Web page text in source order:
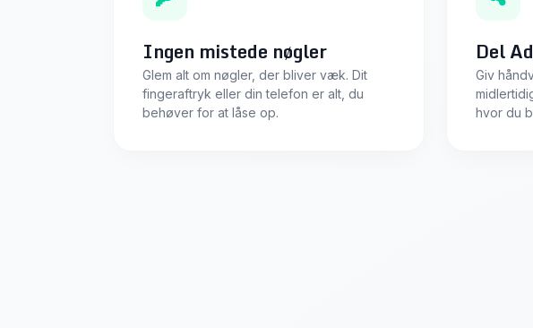
Ingen mistede nøgler
Glem alt om nøgler, der bliver væk. Dit
fingeraftryk eller din telefon er alt, du
behøver for at låse op.
Del
Giv
hvor du